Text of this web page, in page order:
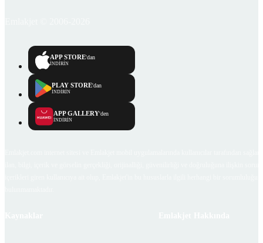
APP STORE'dan
İNDİRİN
PLAY STORE'dan
İNDİRİN
APP GALLERY'den
İNDİRİN